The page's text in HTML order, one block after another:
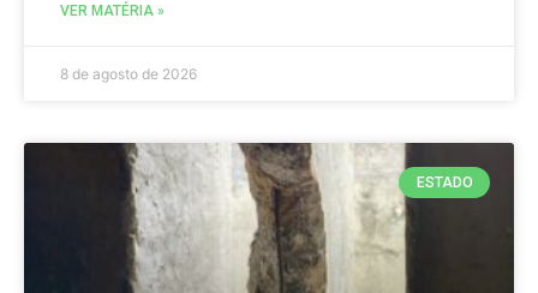
VER MATÉRIA »
8 de agosto de 2026
ESTADO